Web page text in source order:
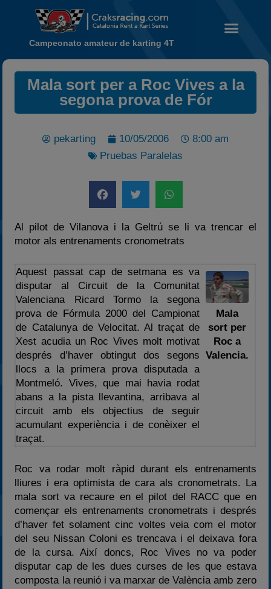
Noticias
Calendario
Temporada 2026
Carreras finalizadas
Campeonato
2022
2025
Estadísticas
Preguntas Frecuentes
Campeonato amateur de karting 4T
Mala sort per a Roc Vives a la
segona prova de Fór
pekarting 10/05/2006
8:00 am
Pruebas Paralelas
Al pilot de Vilanova i la Geltrú se li va trencar el
motor als entrenaments cronometrats
Aquest passat cap de setmana es va
disputar al Circuit de la Comunitat
Valenciana Ricard Tormo la segona
prova de Fórmula 2000 del Campionat
de Catalunya de Velocitat. Al traçat de
Xest acudia un Roc Vives molt motivat
després d’haver obtingut dos segons
llocs a la primera prova disputada a
Montmeló. Vives, que mai havia rodat
abans a la pista llevantina, arribava al
circuit amb els objectius de seguir
acumulant experiència i de conèixer el
traçat.
Mala
sort per
Roc a
Valencia.
Roc va rodar molt ràpid durant els entrenaments
lliures i era optimista de cara als cronometrats. La
mala sort va recaure en el pilot del RACC que en
començar els entrenaments cronometrats i després
d’haver fet solament cinc voltes veia com el motor
del seu Nissan Coloni es trencava i el deixava fora
de la cursa. Així doncs, Roc Vives no va poder
disputar cap de les dues curses de les que estava
composta la reunió i va marxar de València amb zero